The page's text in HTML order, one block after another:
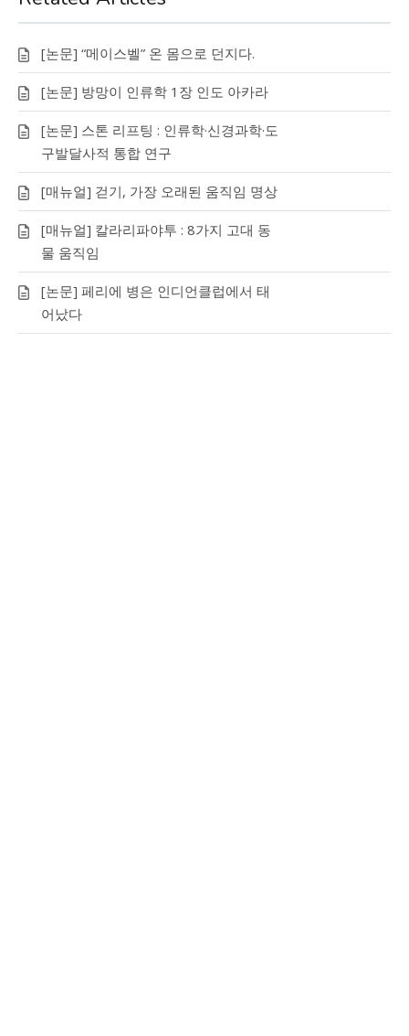
[논문] “메이스벨” 온 몸으로 던지다.
[논문] 방망이 인류학 1장 인도 아카라
[논문] 스톤 리프팅 : 인류학·신경과학·도
구발달사적 통합 연구
[매뉴얼] 걷기, 가장 오래된 움직임 명상
[매뉴얼] 칼라리파야투 : 8가지 고대 동
물 움직임
[논문] 페리에 병은 인디언클럽에서 태
어났다